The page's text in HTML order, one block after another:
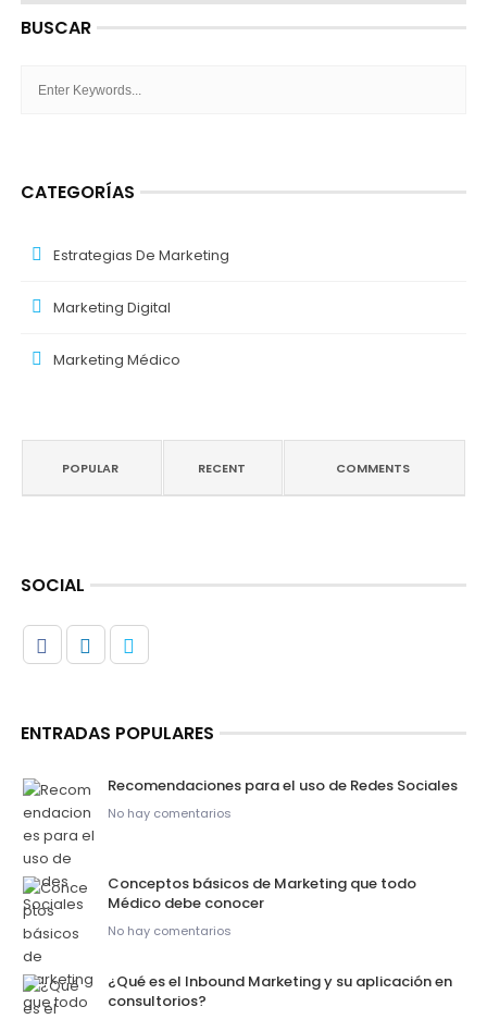
BUSCAR
CATEGORÍAS
Estrategias De Marketing
Marketing Digital
Marketing Médico
POPULAR RECENT COMMENTS
SOCIAL
ENTRADAS POPULARES
Recomendaciones para el uso de Redes Sociales
No hay comentarios
Conceptos básicos de Marketing que todo
Médico debe conocer
No hay comentarios
¿Qué es el Inbound Marketing y su aplicación en
consultorios?